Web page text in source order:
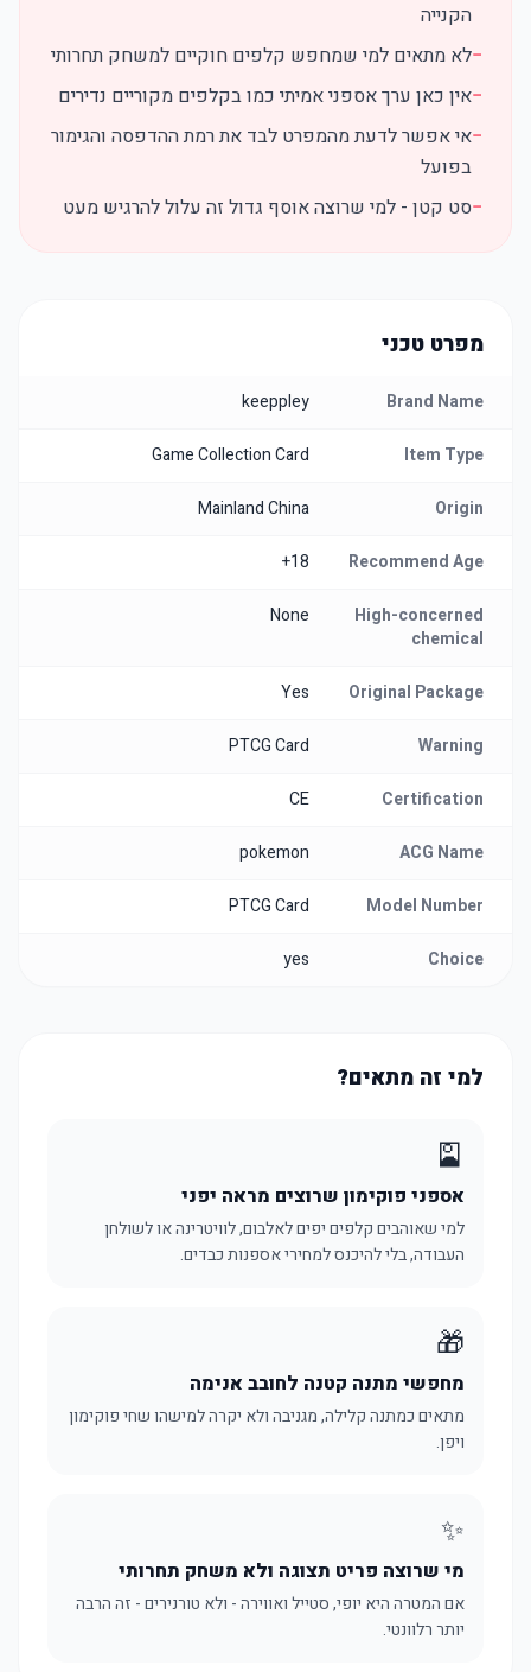
הקנייה
−לא מתאים למי שמחפש קלפים חוקיים למשחק תחרותי
−אין כאן ערך אספני אמיתי כמו בקלפים מקוריים נדירים
−אי אפשר לדעת מהמפרט לבד את רמת ההדפסה והגימור
בפועל
−סט קטן - למי שרוצה אוסף גדול זה עלול להרגיש מעט
מפרט טכני
Brand Name
keeppley
Item Type
Game Collection Card
Origin
Mainland China
Recommend Age
18+
High-concerned
chemical
None
Original Package
Yes
Warning
PTCG Card
Certification
CE
ACG Name
pokemon
Model Number
PTCG Card
Choice
yes
למי זה מתאים?
🎴
אספני פוקימון שרוצים מראה יפני
למי שאוהבים קלפים יפים לאלבום, לוויטרינה או לשולחן
העבודה, בלי להיכנס למחירי אספנות כבדים.
🎁
מחפשי מתנה קטנה לחובב אנימה
מתאים כמתנה קלילה, מגניבה ולא יקרה למישהו שחי פוקימון
ויפן.
✨
מי שרוצה פריט תצוגה ולא משחק תחרותי
אם המטרה היא יופי, סטייל ואווירה - ולא טורנירים - זה הרבה
יותר רלוונטי.